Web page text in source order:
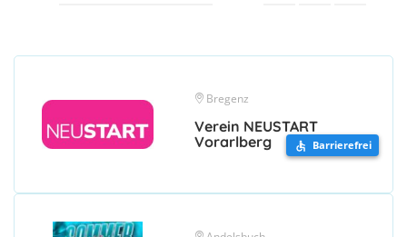
Bregenz
Verein NEUSTART
Vorarlberg
Barrierefrei